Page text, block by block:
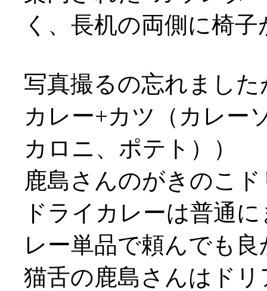
く、長机の両側に椅
写真撮るの忘れまし
カレー+カツ（カレー
カロニ、ポテト））
鹿島さんのがきのこ
ドライカレーは普通
レー単品で頼んでも
猫舌の鹿島さんはド